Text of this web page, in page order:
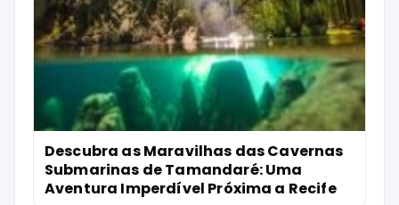
Descubra as Maravilhas das Cavernas
Submarinas de Tamandaré: Uma
Aventura Imperdível Próxima a Recife